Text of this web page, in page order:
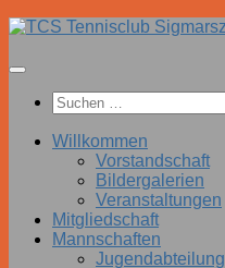
Zum
springen
Suchen
nach:
Willkommen
Vorstandschaft
Bildergalerien
Veranstaltungen
Mitgliedschaft
Mannschaften
Jugendabteilung